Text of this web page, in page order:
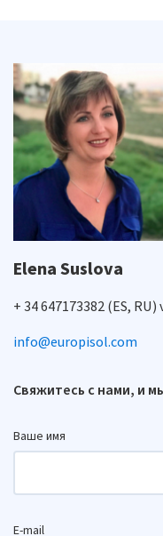
Elena Suslova
+ 34 647173382 (ES,
info@europisol.com
Свяжитесь с нами, и
Ваше имя
E-mail